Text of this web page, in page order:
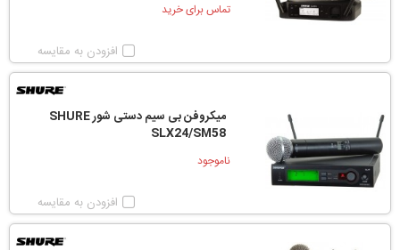
تماس برای خرید
افزودن به مقایسه
میکروفن بی سیم دستی شور SHURE
SLX24/SM58
ناموجود
افزودن به مقایسه